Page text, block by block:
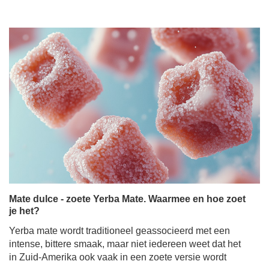
Mate dulce - zoete Yerba Mate. Waarmee en hoe zoet
je het?
Yerba mate wordt traditioneel geassocieerd met een
intense, bittere smaak, maar niet iedereen weet dat het
in Zuid-Amerika ook vaak in een zoete versie wordt
gedronken. Mate dulce - zoete Yerba Mate - is een
geweldig alternatief voor degenen die de voorkeur
geven aan een mildere smaak of die net aan hun
mate thee mee zoeten zodat het zijn eigenschappen niet
verliest en nog steeds heerlijk smaakt? Er zijn veel
manieren - van klassieke suiker tot natuurlijke